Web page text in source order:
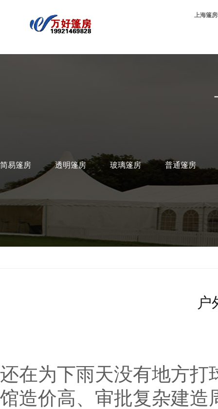
上海篷
简易篷房 透明篷房 玻璃篷房 普通篷房
上海>大棚租用>帐篷出租
户
还在为下雨天没有地方打
馆造价高、审批复杂建造